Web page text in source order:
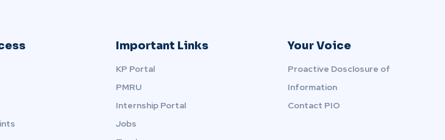
Important Links
KP Portal
PMRU
Internship Portal
Jobs
Your Voice
Proactive Dosclosure of
Information
Contact PIO